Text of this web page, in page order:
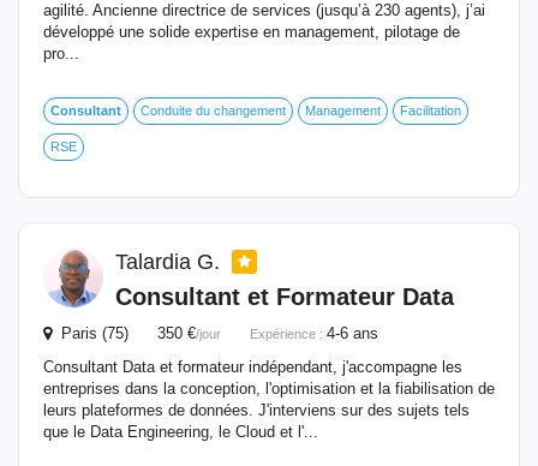
agilité. Ancienne directrice de services (jusqu’à 230 agents), j’ai
développé une solide expertise en management, pilotage de
pro...
Consultant Conduite du changement Management Facilitation
RSE
Talardia G.
Consultant et Formateur Data
Paris (75) 350 €/jour Expérience : 4-6 ans
Consultant Data et formateur indépendant, j'accompagne les
entreprises dans la conception, l'optimisation et la fiabilisation de
leurs plateformes de données. J'interviens sur des sujets tels
que le Data Engineering, le Cloud et l'...